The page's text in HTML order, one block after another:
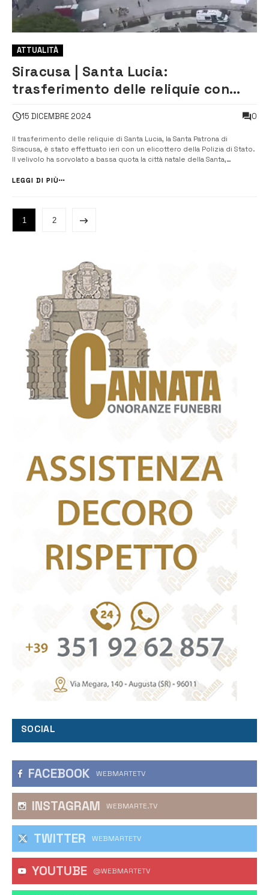
ATTUALITÀ
Siracusa | Santa Lucia:
trasferimento delle reliquie con
[VIDEO]
15 DICEMBRE 2024 0
Il trasferimento delle reliquie di Santa Lucia, la Santa Patrona di
Siracusa, è stato effettuato ieri con un elicottero della Polizia di Stato.
Il velivolo ha sorvolato a bassa quota la città natale della Santa,
prima di atterrare presso la base di via Elorina. [&hellip...
LEGGI DI PIÙ
1 2
SOCIAL
FACEBOOK WEBMARTETV
INSTAGRAM WEBMARTE.TV
TWITTER WEBMARTETV
YOUTUBE @WEBMARTETV